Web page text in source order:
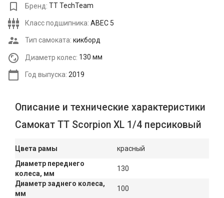
Бренд: TT TechTeam
Класс подшипника: ABEC 5
Тип самоката: кикборд
Диаметр колес: 130 мм
Год выпуска: 2019
Описание и технические характеристики
Самокат ТТ Scorpion XL 1/4 персиковый
Цвета рамы
красный
Диаметр переднего
колеса, мм
130
Диаметр заднего колеса,
мм
100